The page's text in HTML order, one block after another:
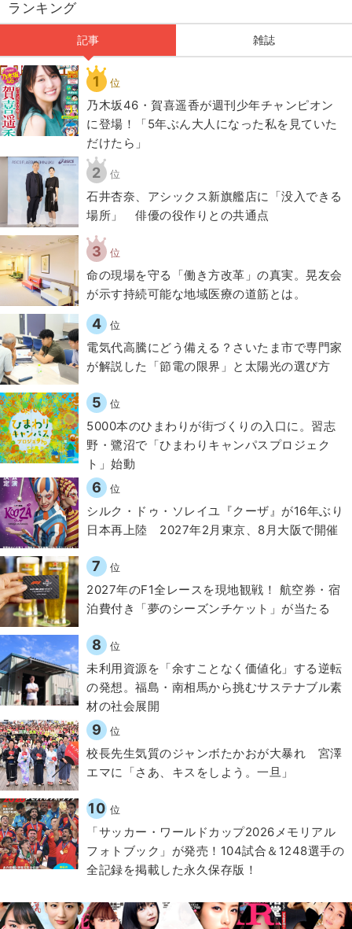
ランキング
記事 雑誌
1 位
乃木坂46・賀喜遥香が週刊少年チャンピオン
に登場！「5年ぶん大人になった私を見ていた
だけたら」
2 位
石井杏奈、アシックス新旗艦店に「没入できる
場所」 俳優の役作りとの共通点
3 位
​命の現場を守る「働き方改革」の真実。晃友会
が示す持続可能な地域医療の道筋とは。
4 位
電気代高騰にどう備える？さいたま市で専門家
が解説した「節電の限界」と太陽光の選び方
5 位
5000本のひまわりが街づくりの入口に。習志
野・鷺沼で「ひまわりキャンパスプロジェク
ト」始動
6 位
シルク・ドゥ・ソレイユ『クーザ』が16年ぶり
日本再上陸 2027年2月東京、8月大阪で開催
7 位
2027年のF1全レースを現地観戦！ 航空券・宿
泊費付き「夢のシーズンチケット」が当たる
8 位
​​未利用資源を「余すことなく価値化」する逆転
の発想。福島・南相馬から挑むサステナブル素
材の社会展開​
9 位
校長先生気質のジャンボたかおが大暴れ 宮澤
エマに「さあ、キスをしよう。一旦」
10 位
「サッカー・ワールドカップ2026メモリアル
フォトブック」が発売！104試合＆1248選手の
全記録を掲載した永久保存版！